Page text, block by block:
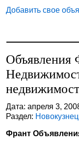
Добавить свое
Объявления
Дата: апреля 3,
Раздел:
Франт